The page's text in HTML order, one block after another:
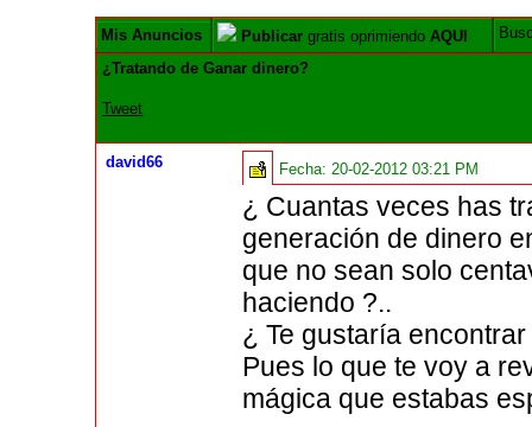
Mis Anuncios Publicar gratis oprimiendoAQUI
¿Tratando de Ganar dinero?
Tweet
david66 Fecha:20-02-2012 03:21 PM
¿ Cuantas veces has
generación de dinero
que no sean solo
haciendo ?..
¿ Te gustaría
Pues lo que te voy a
mágica que estabas